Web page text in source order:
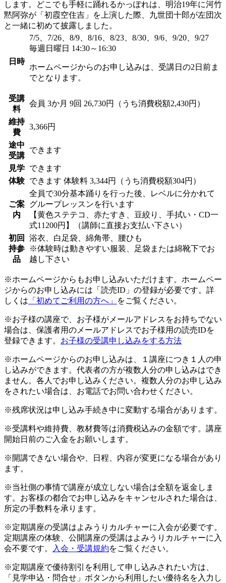
します。どこでも手軽に踊れるかっぽれは、明治19年に河竹
黙阿弥が「初霞空住吉」を上演した際、九世団十郎が左団次
と一緒に初めて披露しました。
日時
7/5、7/26、8/9、8/16、8/23、8/30、9/6、9/20、9/27
毎週日曜日 14:30～16:30
ホームページからのお申し込みは、受講日の2日前ま
でとなります。
受講
料
会員 3か月 9回 26,730円（うち消費税額2,430円）
維持
費
3,366円
途中
受講
できます
見学
できます
体験
できます 体験料 3,344円（うち消費税額304円）
ご案
内
全員で30分基本踊りを行った後、レベルに分かれて
グループレッスンを行います
【黄色ステテコ、赤たすき、豆絞り、手拭い・CD一
式11200円】（講師に直接お支払い下さい）
初回
持参
品
浴衣、白足袋、綿角帯、腰ひも
※体験時は動きやすい服装、足袋または綿靴下でお
越し下さい
※ホームページからもお申し込みいただけます。ホームペー
ジからのお申し込みには「読売ID」の登録が必要です。詳
しくは 「初めてご利用の方へ」 をご覧ください。
※お子様の講座で、お子様がメールアドレスをお持ちでない
場合は、保護者用のメールアドレスでお子様用の読売IDを
登録できます。 お子様の受講申し込みをする方法
※ホームページからのお申し込みは、１講座につき１人の申
し込みができます。代表者の方が複数人分の申し込みはでき
ません。各人でお申し込みください。複数人分のお申し込み
をされたい場合は、お電話でお問い合わせください。
※残席状況は申し込み手続き中に変動する場合があります。
※受講料や維持費、教材費等は消費税込みの金額です。講座
開始日前のご入金をお願いします。
※開講できない場合や、日程、内容が変更になる場合があり
ます。
※当社側の事情で講座が成立しない場合は全額を返金しま
す。お客様の都合でお申し込みをキャンセルされた場合は、
所定の手数料を承ります。
※定期講座の受講はよみうりカルチャーに入会が必要です。
定期講座の体験、公開講座の受講はよみうりカルチャーに入
会不要です。
入会・受講規約をご覧ください。
※定期講座で優待割引を利用して申し込みされたい方は、
「見学申込・問合せ」ボタンから利用したい優待名を入力し